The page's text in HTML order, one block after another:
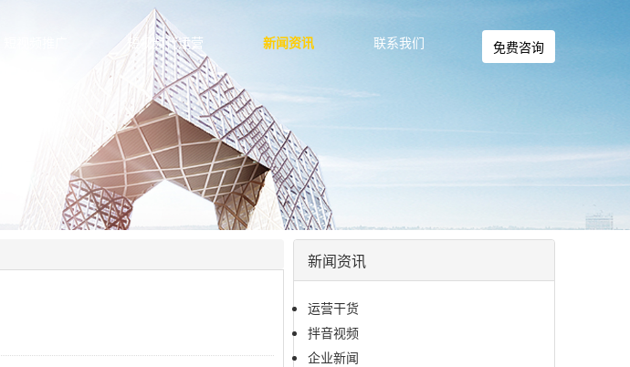
短视频代运营 新闻资讯 联系我们 免费咨询
新闻资讯
运营干货
拌音视频
企业新闻